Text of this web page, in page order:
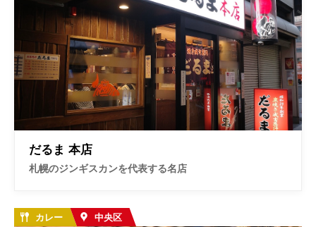
だるま 本店
札幌のジンギスカンを代表する名店
カレー 中央区